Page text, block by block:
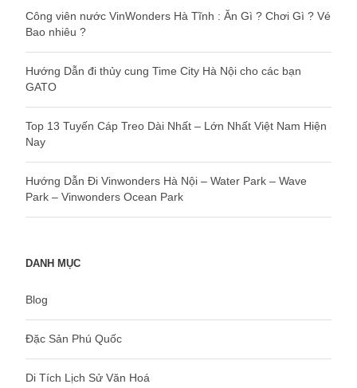
Công viên nước VinWonders Hà Tĩnh : Ăn Gì ? Chơi Gì ? Vé
Bao nhiêu ?
Hướng Dẫn đi thủy cung Time City Hà Nội cho các bạn
GATO
Top 13 Tuyến Cáp Treo Dài Nhất – Lớn Nhất Việt Nam Hiện
Nay
Hướng Dẫn Đi Vinwonders Hà Nội – Water Park – Wave
Park – Vinwonders Ocean Park
DANH MỤC
Blog
Đặc Sản Phú Quốc
Di Tích Lịch Sử Văn Hoá